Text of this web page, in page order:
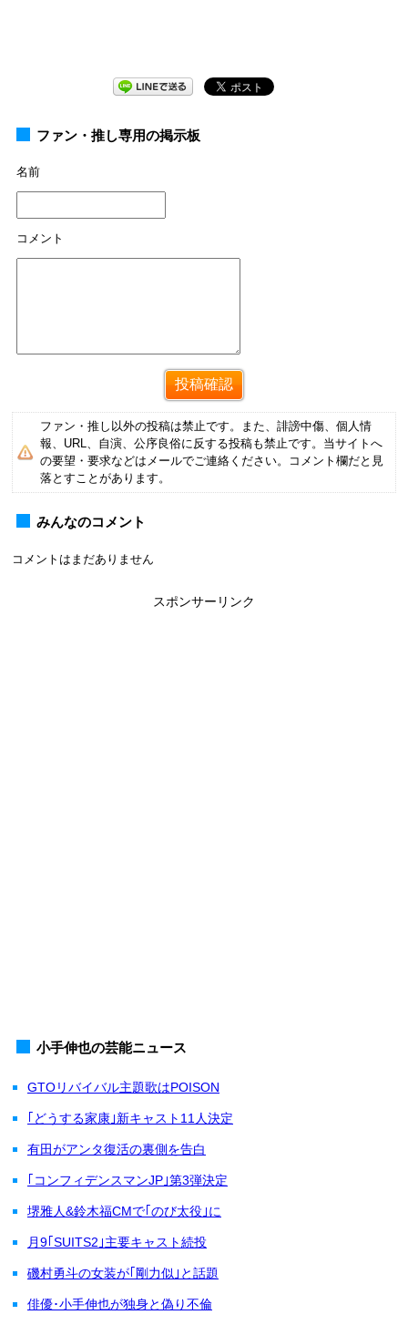
ファン・推し専用の掲示板
名前
コメント
ファン・推し以外の投稿は禁止です。また、誹謗中傷、個人情
報、URL、自演、公序良俗に反する投稿も禁止です。当サイトへ
の要望・要求などはメールでご連絡ください。コメント欄だと見
落とすことがあります。
みんなのコメント
コメントはまだありません
スポンサーリンク
小手伸也の芸能ニュース
GTOリバイバル主題歌はPOISON
｢どうする家康｣新キャスト11人決定
有田がアンタ復活の裏側を告白
｢コンフィデンスマンJP｣第3弾決定
堺雅人&鈴木福CMで｢のび太役｣に
月9｢SUITS2｣主要キャスト続投
磯村勇斗の女装が｢剛力似｣と話題
俳優･小手伸也が独身と偽り不倫